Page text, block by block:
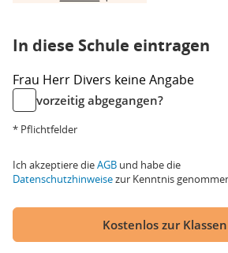
In diese Schule eintragen
Frau Herr Divers keine Angabe
vorzeitig abgegangen?
* Pflichtfelder
Ich akzeptiere dieAGB und habe die
Datenschutzhinweisezur Kenntnis
Kostenlos zur